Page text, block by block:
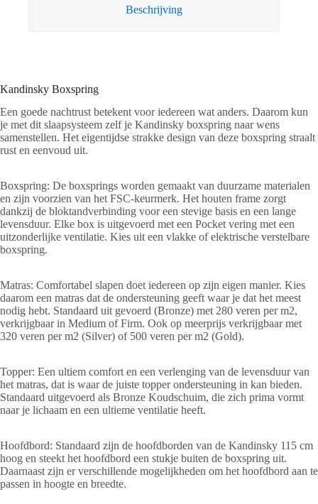
Beschrijving
Kandinsky Boxspring
Een goede nachtrust betekent voor iedereen wat anders. Daarom kun
je met dit slaapsysteem zelf je Kandinsky boxspring naar wens
samenstellen. Het eigentijdse strakke design van deze boxspring straalt
rust en eenvoud uit.
Boxspring: De boxsprings worden gemaakt van duurzame materialen
en zijn voorzien van het FSC-keurmerk. Het houten frame zorgt
dankzij de bloktandverbinding voor een stevige basis en een lange
levensduur. Elke box is uitgevoerd met een Pocket vering met een
uitzonderlijke ventilatie. Kies uit een vlakke of elektrische verstelbare
boxspring.
Matras: Comfortabel slapen doet iedereen op zijn eigen manier. Kies
daarom een matras dat de ondersteuning geeft waar je dat het meest
nodig hebt. Standaard uit gevoerd (Bronze) met 280 veren per m2,
verkrijgbaar in Medium of Firm. Ook op meerprijs verkrijgbaar met
320 veren per m2 (Silver) of 500 veren per m2 (Gold).
Topper: Een ultiem comfort en een verlenging van de levensduur van
het matras, dat is waar de juiste topper ondersteuning in kan bieden.
Standaard uitgevoerd als Bronze Koudschuim, die zich prima vormt
naar je lichaam en een ultieme ventilatie heeft.
Hoofdbord: Standaard zijn de hoofdborden van de Kandinsky 115 cm
hoog en steekt het hoofdbord een stukje buiten de boxspring uit.
Daarnaast zijn er verschillende mogelijkheden om het hoofdbord aan te
passen in hoogte en breedte.